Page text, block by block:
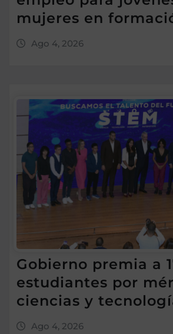
mujeres en
Ago 4, 2026
Gobierno premia a
estudiantes por
ciencias y
Ago 4, 2026